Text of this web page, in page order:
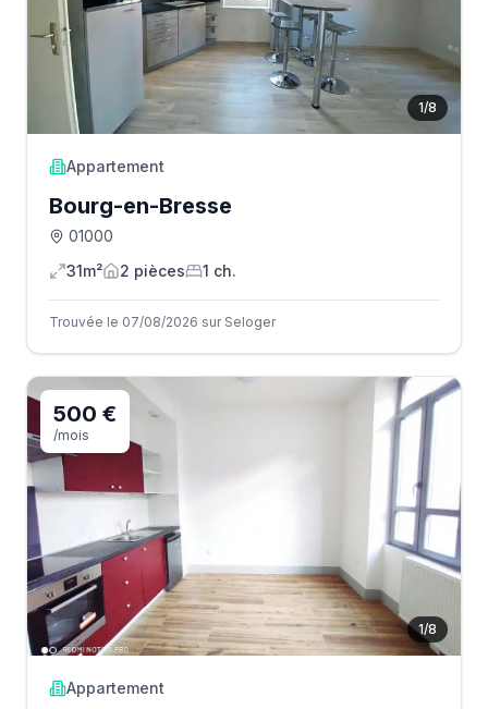
1/8
Appartement
Bourg-en-Bresse
01000
31m²
2 pièces 1 ch.
Trouvée le 07/08/2026 sur Seloger
1/8
500 €
/mois
Appartement